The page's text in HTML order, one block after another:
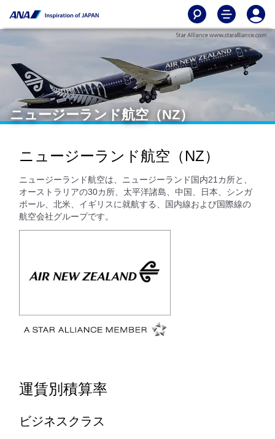
ニュージーランド航空（NZ）
ニュージーランド航空（NZ）
ニュージーランド航空は、ニュージーランド国内21カ所と、
オーストラリアの30カ所、太平洋諸島、中国、日本、シンガ
ポール、北米、イギリスに就航する、国内線および国際線の
航空会社グループです。
運賃別積算率
ビジネスクラス